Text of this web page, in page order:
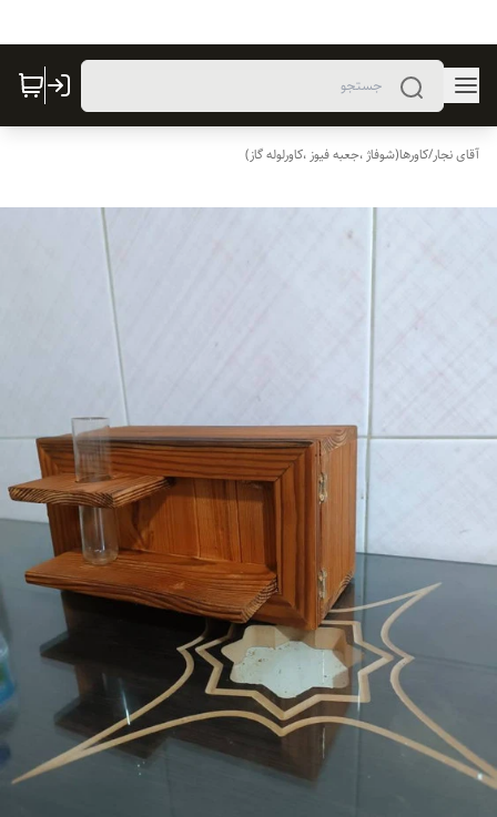
آقای نجار/کاورها(شوفاژ ،جعبه فیوز ،کاورلوله گاز)